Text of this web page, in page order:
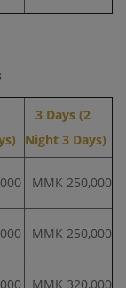
3 Days (2
Night 3 Days)
MMK 250,000
MMK 250,000
MMK 320,000